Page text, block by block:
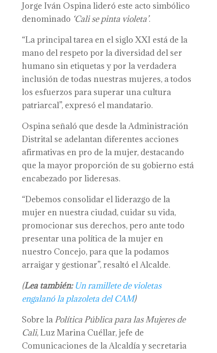
Jorge Iván Ospina lideró este acto simbólico
denominado ‘Cali se pinta violeta’.
“La principal tarea en el siglo XXI está de la
mano del respeto por la diversidad del ser
humano sin etiquetas y por la verdadera
inclusión de todas nuestras mujeres, a todos
los esfuerzos para superar una cultura
patriarcal”, expresó el mandatario.
Ospina señaló que desde la Administración
Distrital se adelantan diferentes acciones
afirmativas en pro de la mujer, destacando
que la mayor proporción de su gobierno está
encabezado por lideresas.
“Debemos consolidar el liderazgo de la
mujer en nuestra ciudad, cuidar su vida,
promocionar sus derechos, pero ante todo
presentar una política de la mujer en
nuestro Concejo, para que la podamos
arraigar y gestionar”, resaltó el Alcalde.
(Lea también: Un ramillete de violetas
engalanó la plazoleta del CAM)
Sobre la Política Pública para las Mujeres de
Cali, Luz Marina Cuéllar, jefe de
Comunicaciones de la Alcaldía y secretaria